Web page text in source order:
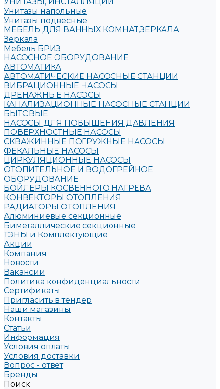
Унитазы напольные
Унитазы подвесные
МЕБЕЛЬ ДЛЯ ВАННЫХ КОМНАТ,ЗЕРКАЛА
Зеркала
Мебель БРИЗ
НАСОСНОЕ ОБОРУДОВАНИЕ
АВТОМАТИКА
АВТОМАТИЧЕСКИЕ НАСОСНЫЕ СТАНЦИИ
ВИБРАЦИОННЫЕ НАСОСЫ
ДРЕНАЖНЫЕ НАСОСЫ
КАНАЛИЗАЦИОННЫЕ НАСОСНЫЕ СТАНЦИИ
БЫТОВЫЕ
НАСОСЫ ДЛЯ ПОВЫШЕНИЯ ДАВЛЕНИЯ
ПОВЕРХНОСТНЫЕ НАСОСЫ
СКВАЖИННЫЕ ПОГРУЖНЫЕ НАСОСЫ
ФЕКАЛЬНЫЕ НАСОСЫ
ЦИРКУЛЯЦИОННЫЕ НАСОСЫ
ОТОПИТЕЛЬНОЕ И ВОДОГРЕЙНОЕ
ОБОРУДОВАНИЕ
БОЙЛЕРЫ КОСВЕННОГО НАГРЕВА
КОНВЕКТОРЫ ОТОПЛЕНИЯ
РАДИАТОРЫ ОТОПЛЕНИЯ
Алюминиевые секционные
Биметаллические секционные
ТЭНЫ и Комплектующие
Акции
Компания
Новости
Вакансии
Политика конфиденциальности
Сертификаты
Пригласить в тендер
Наши магазины
Контакты
Статьи
Информация
Условия оплаты
Условия доставки
Вопрос - ответ
Бренды
Поиск